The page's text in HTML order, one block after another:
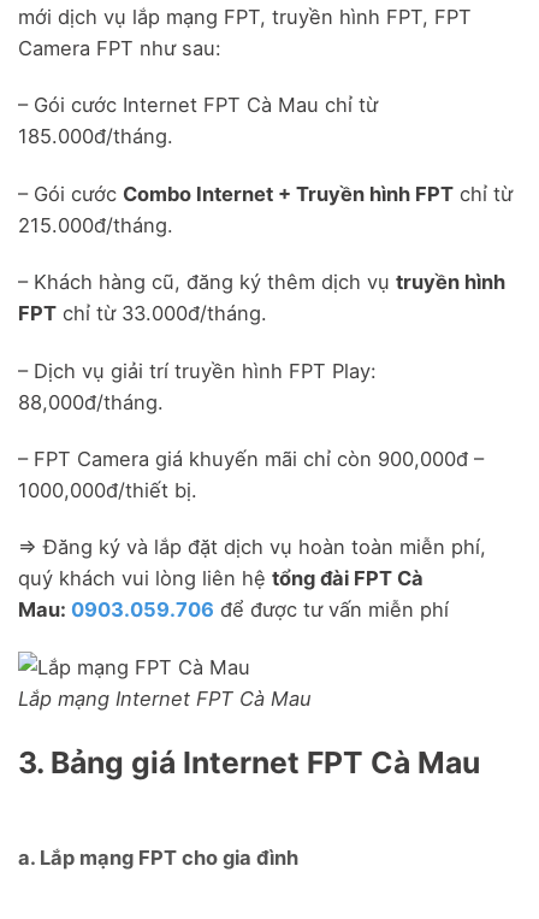
mới dịch vụ lắp mạng FPT, truyền hình FPT, FPT
Camera FPT như sau:
– Gói cước Internet FPT Cà Mau chỉ từ
185.000đ/tháng.
– Gói cước Combo Internet + Truyền hình FPT chỉ từ
215.000đ/tháng.
– Khách hàng cũ, đăng ký thêm dịch vụ truyền hình
FPT chỉ từ 33.000đ/tháng.
– Dịch vụ giải trí truyền hình FPT Play:
88,000đ/tháng.
– FPT Camera giá khuyến mãi chỉ còn 900,000đ –
1000,000đ/thiết bị.
=> Đăng ký và lắp đặt dịch vụ hoàn toàn miễn phí,
quý khách vui lòng liên hệ tổng đài FPT Cà
Mau: 0903.059.706 để được tư vấn miễn phí
Lắp mạng Internet FPT Cà Mau
3. Bảng giá Internet FPT Cà Mau
a. Lắp mạng FPT cho gia đình